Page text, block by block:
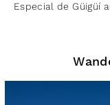
Especial de Güigüí